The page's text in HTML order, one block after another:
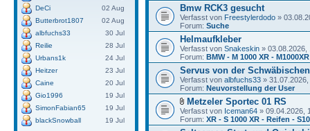
DeCi
02 Aug
Butterbrot1807
02 Aug
albfuchs33
30 Jul
Reilie
28 Jul
Urbans1k
24 Jul
Heitzer
23 Jul
Caine
20 Jul
Gio1996
19 Jul
SimonFabian65
19 Jul
blackSnowball
19 Jul
Bmw RCK3 gesucht
Verfasst von Freestylerdodo »
Forum: Suche
Helmaufkleber
Verfasst von Snakeskin » 03.08.2026,
Forum: BMW - M 1000 XR - M1000XR
Servus von der
Verfasst von albfuchs33 »
Forum: Neuvorstellung der User
Metzeler Sportec 01 RS
Verfasst von Iceman64 » 09.04.2026,
Forum: XR - S 1000 XR - Reifen -